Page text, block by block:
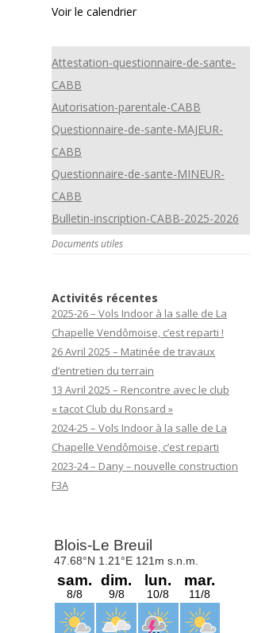
Voir le calendrier
Attestation-questionnaire-de-sante-
CABB
Autorisation-parentale-CABB
Questionnaire-de-sante-MAJEUR-
CABB
Questionnaire-de-sante-MINEUR-
CABB
Bulletin-inscription-CABB-2025-2026
Documents utiles
Activités récentes
2025-26 – Vols Indoor à la salle de La
Chapelle Vendômoise, c’est reparti !
26 Avril 2025 – Matinée de travaux
d’entretien du terrain
13 Avril 2025 – Rencontre avec le club
« tacot Club du Ronsard »
2024-25 – Vols Indoor à la salle de La
Chapelle Vendômoise, c’est reparti
2023-24 – Dany – nouvelle construction
F3A